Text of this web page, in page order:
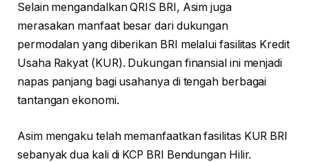
Selain mengandalkan QRIS BRI, Asim juga
merasakan manfaat besar dari dukungan
permodalan yang diberikan BRI melalui fasilitas Kredit
Usaha Rakyat (KUR). Dukungan finansial ini menjadi
napas panjang bagi usahanya di tengah berbagai
tantangan ekonomi.
Asim mengaku telah memanfaatkan fasilitas KUR BRI
sebanyak dua kali di KCP BRI Bendungan Hilir.